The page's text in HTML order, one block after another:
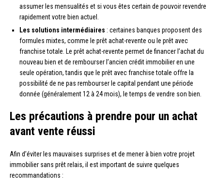
assumer les mensualités et si vous êtes certain de pouvoir revendre
rapidement votre bien actuel.
Les solutions intermédiaires : certaines banques proposent des
formules mixtes, comme le prêt achat-revente ou le prêt avec
franchise totale. Le prêt achat-revente permet de financer l’achat du
nouveau bien et de rembourser l’ancien crédit immobilier en une
seule opération, tandis que le prêt avec franchise totale offre la
possibilité de ne pas rembourser le capital pendant une période
donnée (généralement 12 à 24 mois), le temps de vendre son bien.
Les précautions à prendre pour un achat
avant vente réussi
Afin d’éviter les mauvaises surprises et de mener à bien votre projet
immobilier sans prêt relais, il est important de suivre quelques
recommandations :